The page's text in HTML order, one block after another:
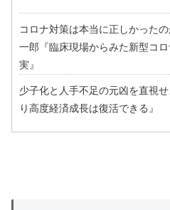
コロナ対策は本当に正しかった
一郎『臨床現場からみた新型コロ
実』
少子化と人手不足の元凶を直視
り高度経済成長は復活できる』